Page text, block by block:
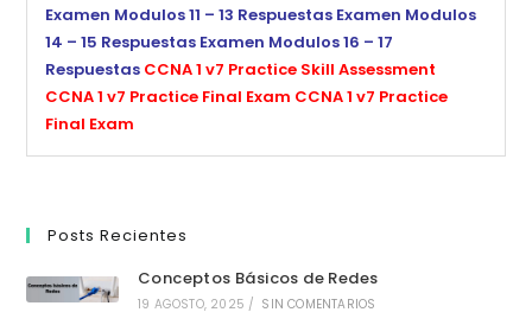
Examen Modulos 11 – 13 Respuestas Examen Modulos
14 – 15 Respuestas Examen Modulos 16 – 17
Respuestas CCNA 1 v7 Practice Skill Assessment
CCNA 1 v7 Practice Final Exam CCNA 1 v7 Practice
Final Exam
Posts Recientes
Conceptos Básicos de Redes
19 AGOSTO, 2025 / SIN COMENTARIOS